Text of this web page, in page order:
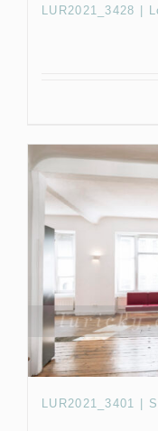
LUR2021_3428 |
LUR2021_3401 |